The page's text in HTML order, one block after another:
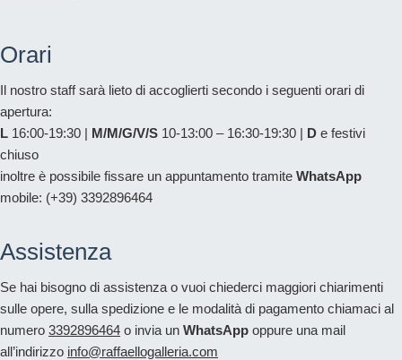
Orari
Il nostro staff sarà lieto di accoglierti secondo i seguenti orari di
apertura:
L 16:00-19:30 | M/M/G/V/S 10-13:00 – 16:30-19:30 | D e festivi
chiuso
inoltre è possibile fissare un appuntamento tramite WhatsApp
mobile: (+39) 3392896464
Assistenza
Se hai bisogno di assistenza o vuoi chiederci maggiori chiarimenti
sulle opere, sulla spedizione e le modalità di pagamento chiamaci al
numero 3392896464 o invia un WhatsApp oppure una mail
all’indirizzo info@raffaellogalleria.com